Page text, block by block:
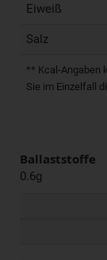
Eiweiß
Salz
** Kcal-Angaben
Sie im Einzelfall
Ballaststoffe
0.6g